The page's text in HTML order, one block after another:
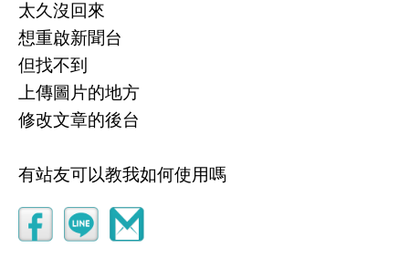
太久沒回來
想重啟新聞台
但找不到
上傳圖片的地方
修改文章的後台
有站友可以教我如何使用嗎